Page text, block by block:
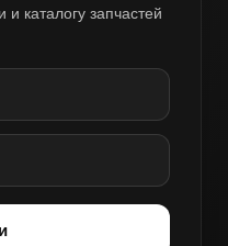
и каталогу запчастей